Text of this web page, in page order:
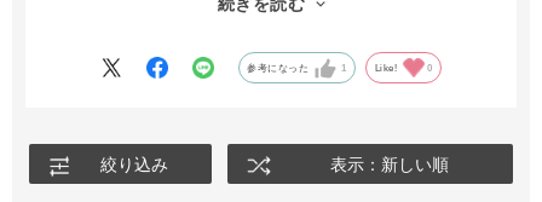
桁万円は超えてしまうことも多いです。
良質なカシミヤと丁寧な仕上げがないと、このライトグレーの綺
す。
続きを読む
参考になった 1 Like! 0
絞り込み 表示：新しい順